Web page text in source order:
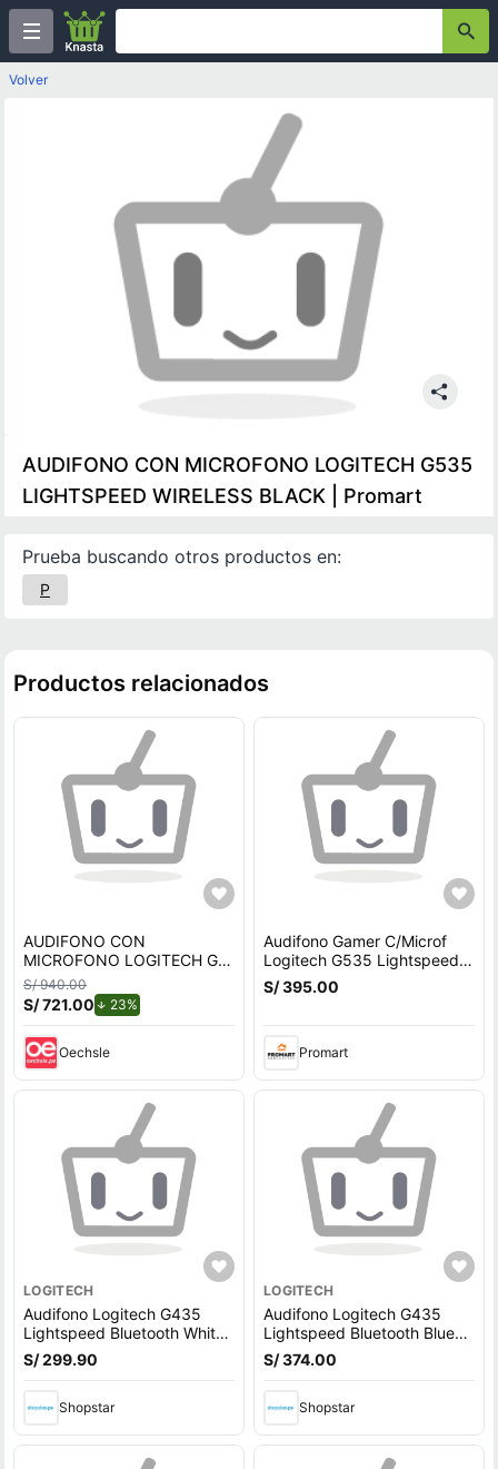
Volver
AUDIFONO CON MICROFONO LOGITECH G535
LIGHTSPEED WIRELESS BLACK | Promart
Prueba buscando otros productos en:
P
Productos relacionados
AUDIFONO CON
MICROFONO LOGITECH G
PRO X LIGHTSPEED
WIRELESS BLACK 981-
000906
S/ 940.00
S/ 721.00 23%
Oechsle
Audifono Gamer C/Microf
Logitech G535 Lightspeed
Ps5/Ps4/Pc Wireless
S/ 395.00
Promart
LOGITECH
Audifono Logitech G435
Lightspeed Bluetooth White
Con Microfono
S/ 299.90
Shopstar
LOGITECH
Audifono Logitech G435
Lightspeed Bluetooth Blue
981-001061 Con Microfono
S/ 374.00
Shopstar